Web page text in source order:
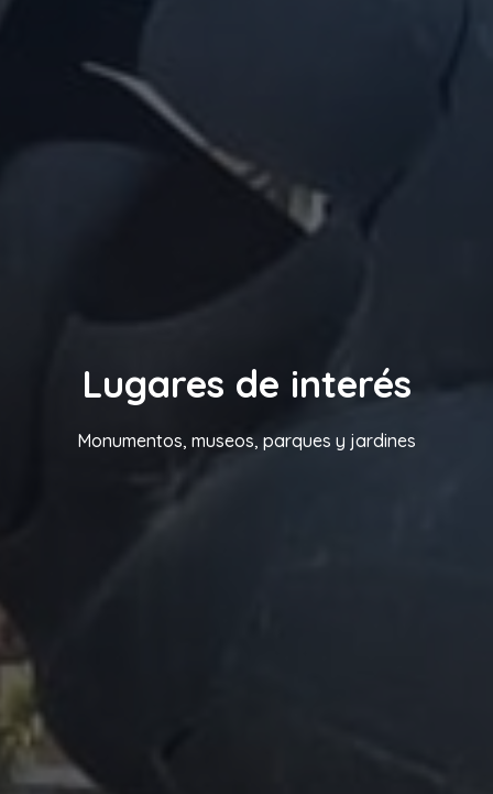
Lugares de interés
Monumentos, museos, parques y jardines